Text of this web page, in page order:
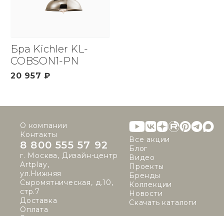
Бра Kichler KL-
COBSON1-PN
20 957 ₽
О компании
Контакты
8 800 555 57 92
г. Москва, Дизайн-центр
Artplay,
ул.Нижняя
Сыромятническая, д.10,
стр.7
Доставка
Оплата
Все акции
Блог
Видео
Проекты
Бренды
Коллекции
Новости
Скачать каталоги